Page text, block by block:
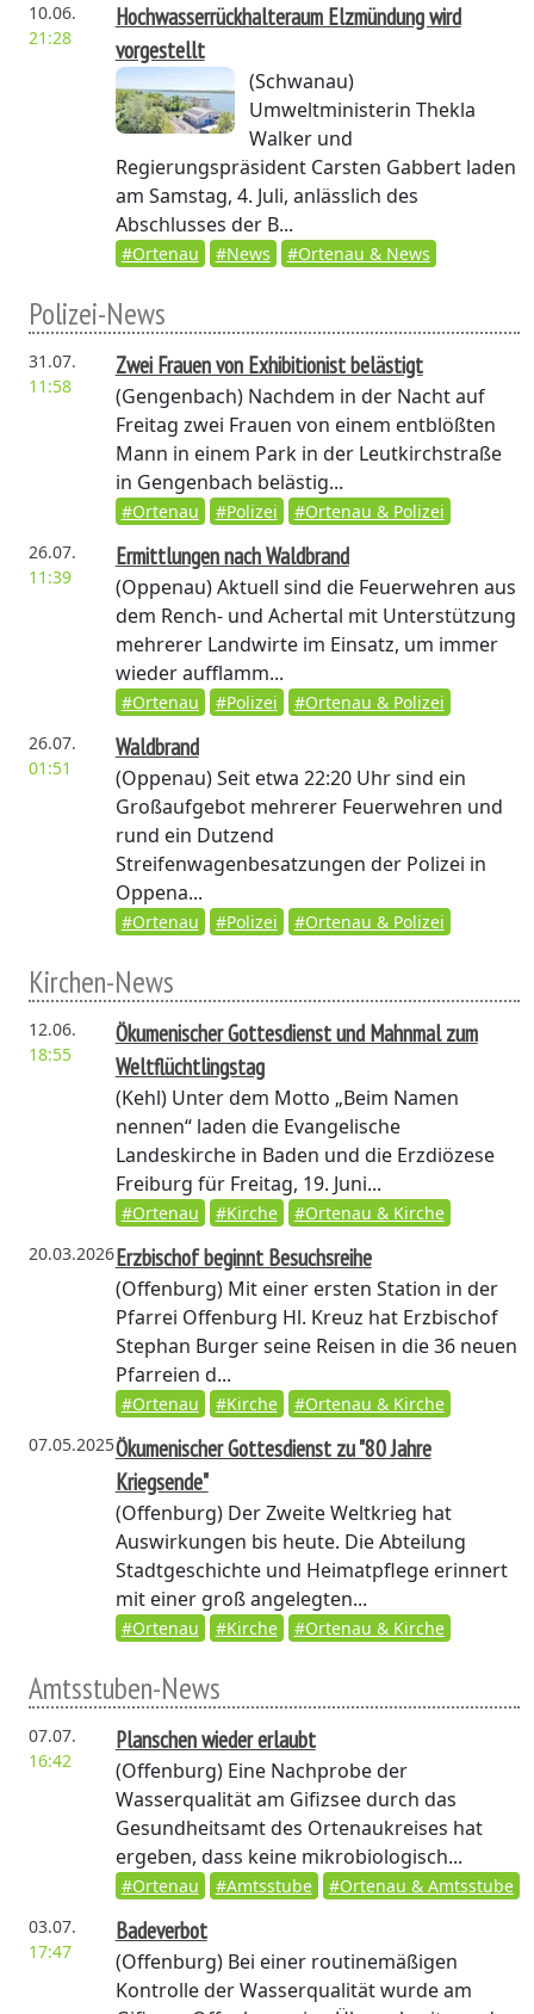
10.06.
21:28
Hochwasserrückhalteraum Elzmündung wird
vorgestellt
(Schwanau)
Umweltministerin Thekla
Walker und
Regierungspräsident Carsten Gabbert laden
am Samstag, 4. Juli, anlässlich des
Abschlusses der B...
#Ortenau #News #Ortenau & News
Polizei-News
31.07.
11:58
Zwei Frauen von Exhibitionist belästigt
(Gengenbach)Nachdem in der Nacht auf
Freitag zwei Frauen von einem entblößten
Mann in einem Park in der Leutkirchstraße
in Gengenbach belästig...
#Ortenau #Polizei
#Ortenau & Polizei
26.07.
11:39
Ermittlungen nach Waldbrand
(Oppenau)Aktuell sind die Feuerwehren aus
dem Rench- und Achertal mit Unterstützung
mehrerer Landwirte im Einsatz, um immer
wieder aufflamm...
#Ortenau #Polizei
#Ortenau & Polizei
26.07.
01:51
Waldbrand
(Oppenau)Seit etwa 22:20 Uhr sind ein
Großaufgebot mehrerer Feuerwehren und
rund ein Dutzend
Streifenwagenbesatzungen der Polizei in
Oppena...
#Ortenau #Polizei #Ortenau & Polizei
Kirchen-News
12.06.
18:55
Ökumenischer Gottesdienst und Mahnmal zum
Weltflüchtlingstag
(Kehl)Unter dem Motto „Beim Namen
nennen“ laden die Evangelische
Landeskirche in Baden und die Erzdiözese
Freiburg für Freitag, 19. Juni...
#Ortenau #Kirche
#Ortenau & Kirche
20.03.2026Erzbischof beginnt Besuchsreihe
(Offenburg)Mit einer ersten Station in der
Pfarrei Offenburg Hl. Kreuz hat Erzbischof
Stephan Burger seine Reisen in die 36 neuen
Pfarreien d...
#Ortenau #Kirche
#Ortenau & Kirche
07.05.2025Ökumenischer Gottesdienst zu "80 Jahre
Kriegsende"
(Offenburg)Der Zweite Weltkrieg hat
Auswirkungen bis heute. Die Abteilung
Stadtgeschichte und Heimatpflege erinnert
mit einer groß angelegten...
#Ortenau #Kirche #Ortenau & Kirche
Amtsstuben-News
07.07.
16:42
Planschen wieder erlaubt
(Offenburg)Eine Nachprobe der
Wasserqualität am Gifizsee durch das
Gesundheitsamt des Ortenaukreises hat
ergeben, dass keine mikrobiologisch...
#Ortenau #Amtsstube
#Ortenau & Amtsstube
03.07.
17:47
Badeverbot
(Offenburg)Bei einer routinemäßigen
Kontrolle der Wasserqualität wurde am